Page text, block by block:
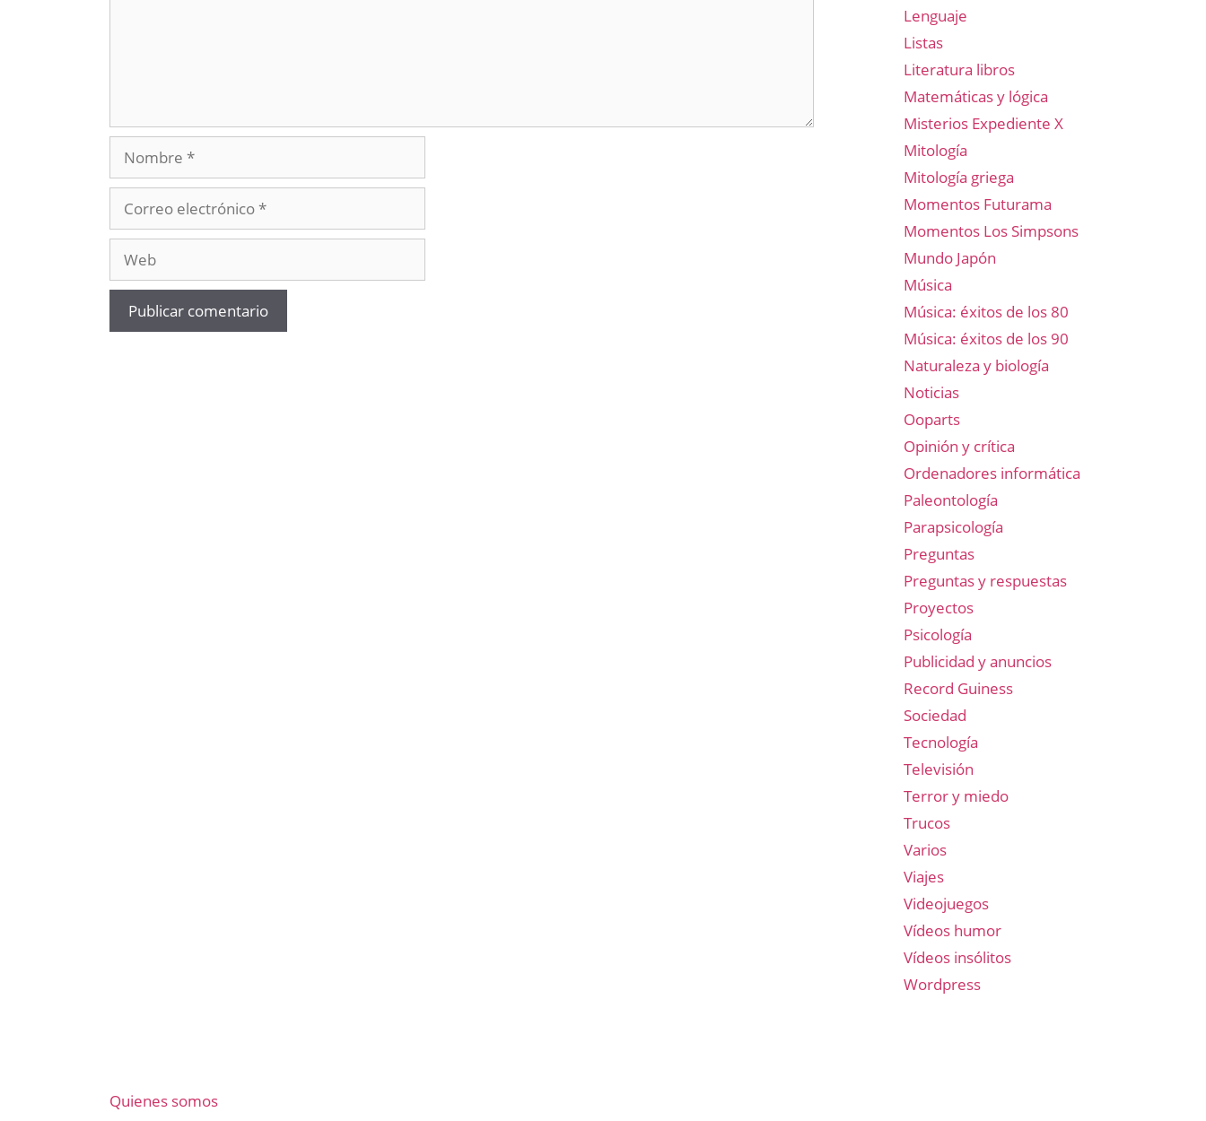
electrónico
Lenguaje
Listas
Literatura libros
Matemáticas y lógica
Misterios Expediente X
Mitología
Mitología griega
Momentos Futurama
Momentos Los Simpsons
Mundo Japón
Música
Música: éxitos de los 80
Música: éxitos de los 90
Naturaleza y biología
Noticias
Ooparts
Opinión y crítica
Ordenadores informática
Paleontología
Parapsicología
Preguntas
Preguntas y respuestas
Proyectos
Psicología
Publicidad y anuncios
Record Guiness
Sociedad
Tecnología
Televisión
Terror y miedo
Trucos
Varios
Viajes
Videojuegos
Vídeos humor
Vídeos insólitos
Wordpress
Quienes somos